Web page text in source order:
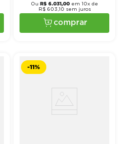
Ou R$ 6.031,00 em 10x de
R$ 603 10 sem juros
comprar
-11%